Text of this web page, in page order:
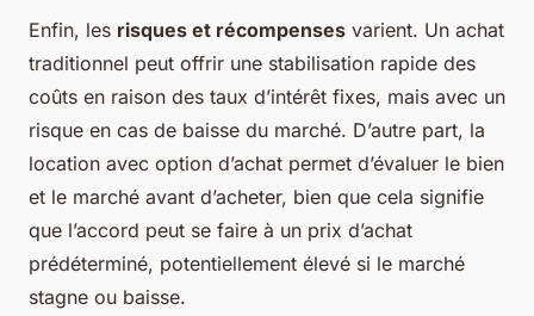
Enfin, les risques et récompenses varient. Un achat
traditionnel peut offrir une stabilisation rapide des
coûts en raison des taux d’intérêt fixes, mais avec un
risque en cas de baisse du marché. D’autre part, la
location avec option d’achat permet d’évaluer le bien
et le marché avant d’acheter, bien que cela signifie
que l’accord peut se faire à un prix d’achat
prédéterminé, potentiellement élevé si le marché
stagne ou baisse.